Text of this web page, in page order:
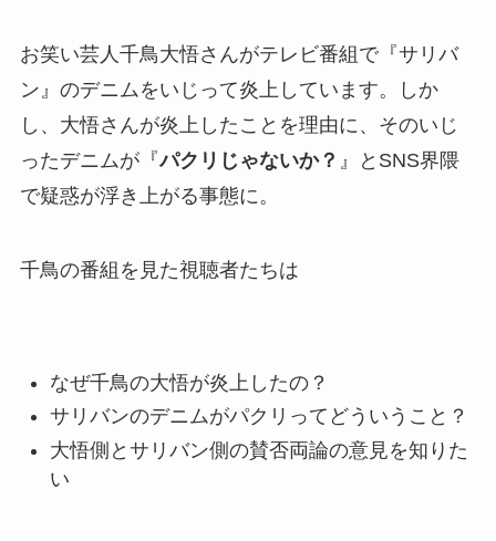
お笑い芸人千鳥大悟さんがテレビ番組で『サリバ
ン』のデニムをいじって炎上しています。
しか
し、 大悟さんが炎上したことを理由に 、 そのいじ
ったデニムが『パクリじゃないか？ 』とSNS界隈
で疑惑が浮き上がる事態に。
千鳥の番組を見た視聴者たちは
なぜ千鳥の大悟が炎上したの？
サリバンのデニムがパクリってどういうこと？
大悟側とサリバン側の賛否両論の意見を知りた
い